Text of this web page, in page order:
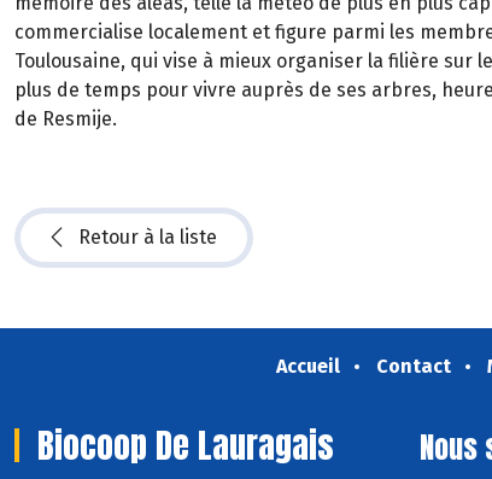
commercialise localement et figure parmi les
Toulousaine, qui vise à mieux organiser la filière sur
plus de temps pour vivre auprès de ses arbres,
de Resmije.
Retour à la liste
Accueil Contact
Biocoop De Lauragais